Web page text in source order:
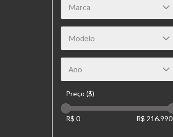
Preço ($)
R$ 0 R$ 216.990